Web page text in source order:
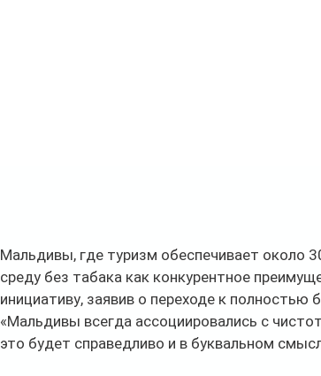
Мальдивы, где туризм обеспечивает около
среду без табака как конкурентное
инициативу, заявив о переходе к
«Мальдивы всегда ассоциировались с
это будет справедливо и в буквальном